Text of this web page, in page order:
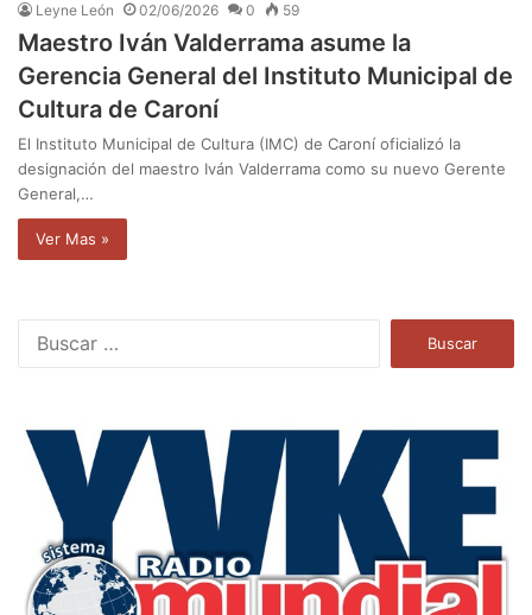
Leyne León 02/06/2026 0 59
Maestro Iván Valderrama asume la
Gerencia General del Instituto Municipal de
Cultura de Caroní
El Instituto Municipal de Cultura (IMC) de Caroní oficializó la
designación del maestro Iván Valderrama como su nuevo Gerente
General,…
Ver Mas »
a